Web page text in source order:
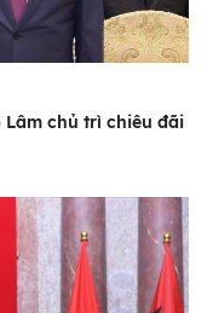
Lâm chủ trì chiêu đãi